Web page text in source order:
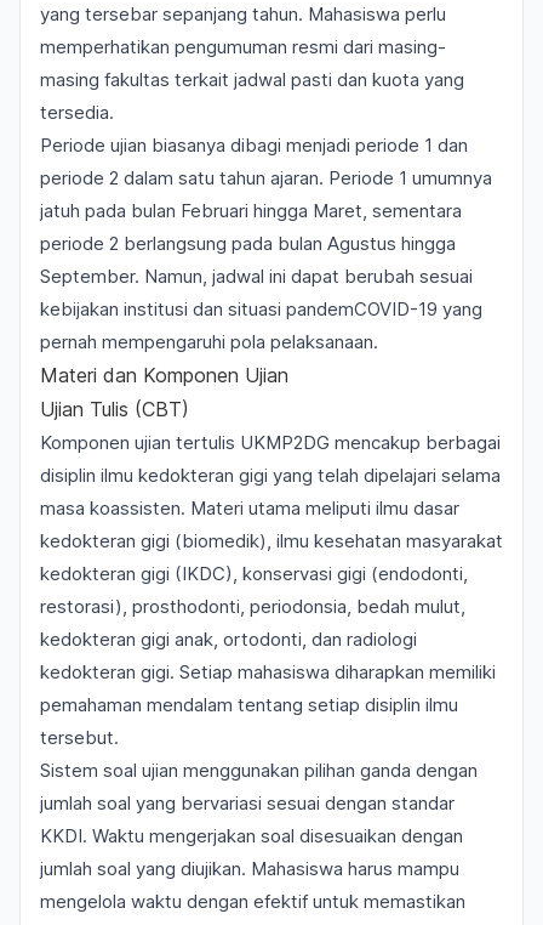
yang tersebar sepanjang tahun. Mahasiswa perlu
memperhatikan pengumuman resmi dari masing-
masing fakultas terkait jadwal pasti dan kuota yang
tersedia.
Periode ujian biasanya dibagi menjadi periode 1 dan
periode 2 dalam satu tahun ajaran. Periode 1 umumnya
jatuh pada bulan Februari hingga Maret, sementara
periode 2 berlangsung pada bulan Agustus hingga
September. Namun, jadwal ini dapat berubah sesuai
kebijakan institusi dan situasi pandemCOVID-19 yang
pernah mempengaruhi pola pelaksanaan.
Materi dan Komponen Ujian
Ujian Tulis (CBT)
Komponen ujian tertulis UKMP2DG mencakup berbagai
disiplin ilmu kedokteran gigi yang telah dipelajari selama
masa koassisten. Materi utama meliputi ilmu dasar
kedokteran gigi (biomedik), ilmu kesehatan masyarakat
kedokteran gigi (IKDC), konservasi gigi (endodonti,
restorasi), prosthodonti, periodonsia, bedah mulut,
kedokteran gigi anak, ortodonti, dan radiologi
kedokteran gigi. Setiap mahasiswa diharapkan memiliki
pemahaman mendalam tentang setiap disiplin ilmu
tersebut.
Sistem soal ujian menggunakan pilihan ganda dengan
jumlah soal yang bervariasi sesuai dengan standar
KKDI. Waktu mengerjakan soal disesuaikan dengan
jumlah soal yang diujikan. Mahasiswa harus mampu
mengelola waktu dengan efektif untuk memastikan